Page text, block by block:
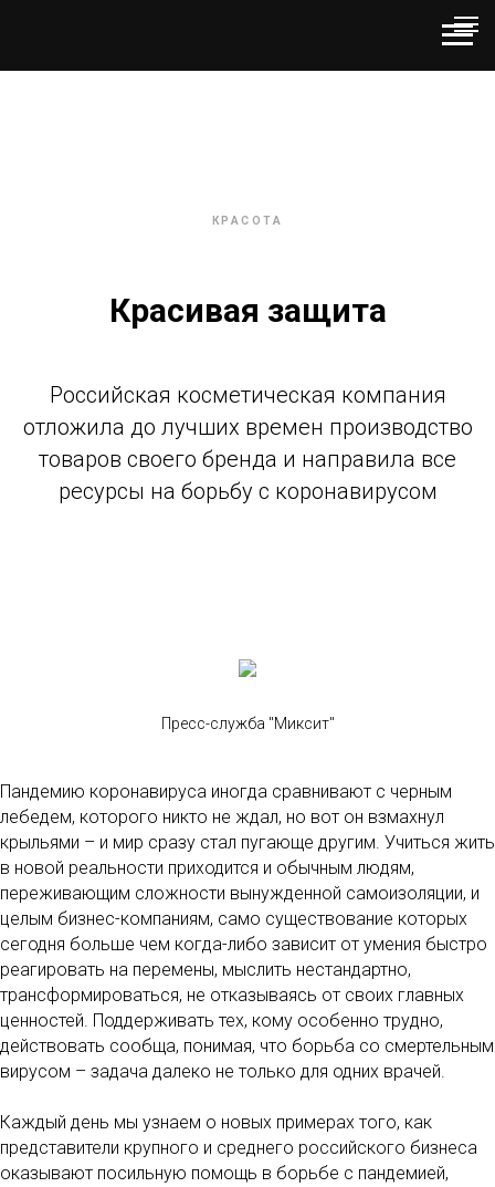
КРАСОТА
Красивая защита
Российская косметическая компания
отложила до лучших времен производство
товаров своего бренда и направила все
ресурсы на борьбу с коронавирусом
Пресс-служба "Миксит"
Пандемию коронавируса иногда сравнивают с черным
лебедем, которого никто не ждал, но вот он взмахнул
крыльями – и мир сразу стал пугающе другим. Учиться жить
в новой реальности приходится и обычным людям,
переживающим сложности вынужденной самоизоляции, и
целым бизнес-компаниям, само существование которых
сегодня больше чем когда-либо зависит от умения быстро
реагировать на перемены, мыслить нестандартно,
трансформироваться, не отказываясь от своих главных
ценностей. Поддерживать тех, кому особенно трудно,
действовать сообща, понимая, что борьба со смертельным
вирусом – задача далеко не только для одних врачей.
Каждый день мы узнаем о новых примерах того, как
представители крупного и среднего российского бизнеса
оказывают посильную помощь в борьбе с пандемией,